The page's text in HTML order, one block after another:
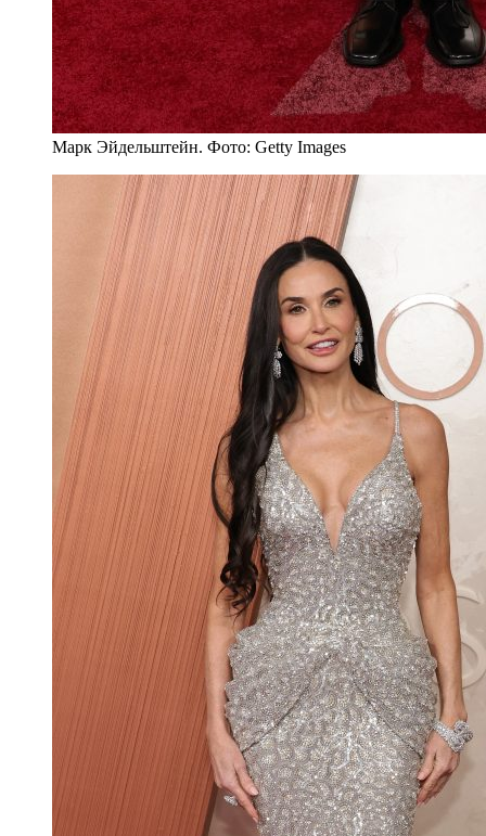
Марк Эйдельштейн. Фото: Getty Images